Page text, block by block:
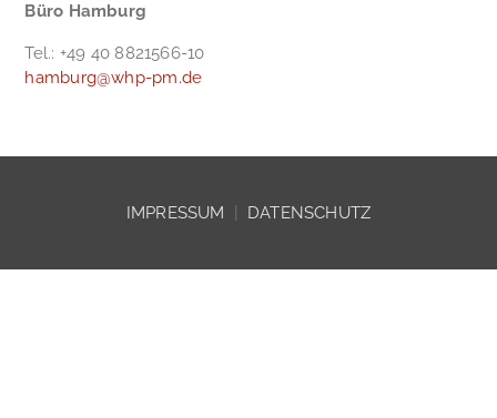
Büro Hamburg
Tel.: +49 40 8821566-10
hamburg@whp-pm.de
IMPRESSUM DATENSCHUTZ